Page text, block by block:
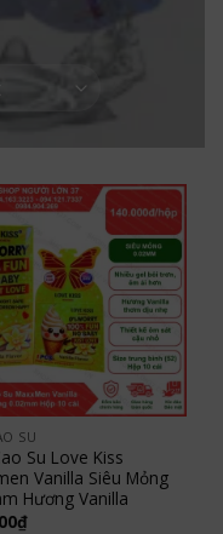
SU
Su Love Kiss
Vanilla Siêu Mỏng
Hương Vanilla
₫